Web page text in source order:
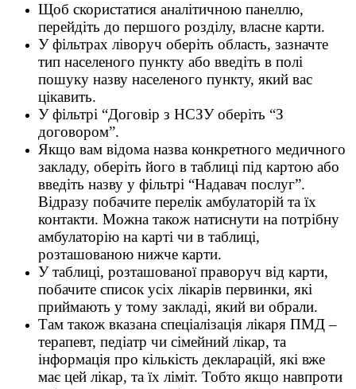
Щоб скористатися аналітичною панеллю,
перейдіть до першого розділу, власне карти.
У фільтрах ліворуч оберіть область, зазначте
тип населеного пункту або введіть в полі
пошуку назву населеного пункту, який вас
цікавить.
У фільтрі “Договір з НСЗУ оберіть “З
договором”.
Якщо вам відома назва конкретного медичного
закладу, оберіть його в таблиці під картою або
введіть назву у фільтрі “Надавач послуг”.
Відразу побачите перелік амбулаторій та їх
контакти. Можна також натиснути на потрібну
амбулаторію на карті чи в таблиці,
розташованою нижче карти.
У таблиці, розташованої праворуч від карти,
побачите список усіх лікарів первинки, які
приймають у тому закладі, який ви обрали.
Там також вказана спеціалізація лікаря ПМД –
терапевт, педіатр чи сімейний лікар, та
інформація про кількість декларацій, які вже
має цей лікар, та їх ліміт. Тобто якщо навпроти